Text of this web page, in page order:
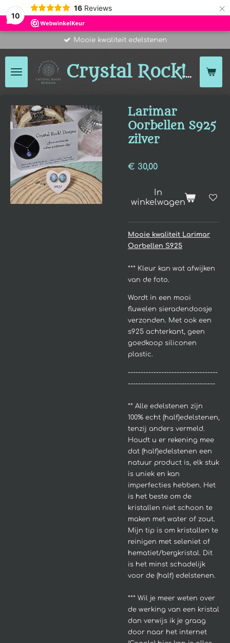
10
16 Reviews ×
Crystal Rock!
Mooie kwaliteit edelstenen
Larimar
Oorbellen S925
zilver
€ 30,00
In
winkelwagen
Mooie kwaliteit Larimar
Oorbellen S925
*** Kleur kan wat afwijken
van de foto.
Wordt in een mooi
fluwelen sieradendoosje
verzonden. Met ook een
s925 achterkant, geen
goedkoop siliconen
plastic.
-----------------------------------
----------------------------------
** Alle edelstenen zijn
100% echt (half)edelstenen,
tenzij anders vermeld.
Houdt u er rekening mee
dat (half)edelstenen een
natuur product is, elk stuk
is uniek en kan
imperfecties hebben. Het
is het beste om de
kristallen niet schoon te
maken met water of zout.
Mijn tip is om kristallen te
reinigen met seleniet of
hematiet/bergkristal. Dit
is het minst schadelijk
voor de (half) edelstenen.
*** Wil je meer weten over
de werking van een kristal
dan verwijs ik je graag
door naar het internet